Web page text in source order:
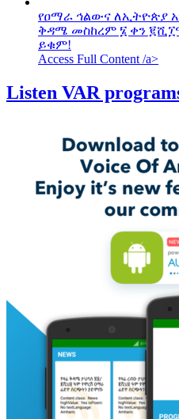
የዐማራ ኅልውና ለኢትዮጵያ
ቅዳሜ መስከረም ፮ ቀን
ይቁም!
Access Full Content /a>
Listen VAR